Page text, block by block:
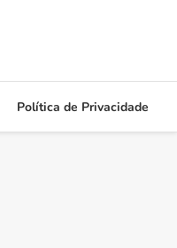
Política de Privacidade